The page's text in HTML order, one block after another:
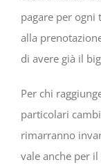
pagare per ogni
alla
di avere già il
Per chi
particolari
rimarranno
vale anche per il